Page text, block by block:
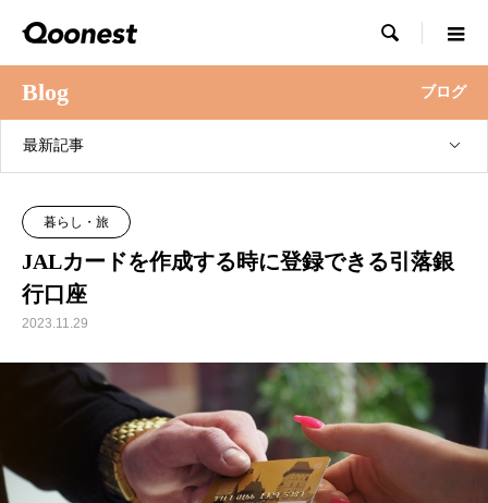

Blog ブログ
最新記事
暮らし・旅
JALカードを作成する時に登録できる引落銀
行口座
2023.11.29